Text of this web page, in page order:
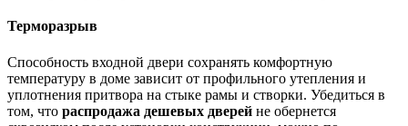
Терморазрыв
Способность входной двери сохранять комфортную
температуру в доме зависит от профильного утепления и
уплотнения притвора на стыке рамы и створки. Убедиться в
том, что распродажа дешевых дверей не обернется